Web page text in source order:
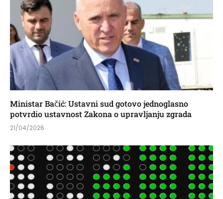
Ministar Bačić: Ustavni sud gotovo jednoglasno
potvrdio ustavnost Zakona o upravljanju zgrada
21/04/2026